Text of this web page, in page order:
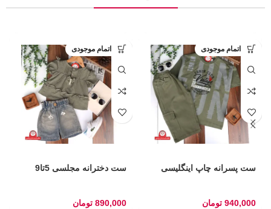
اتمام موجودی
ست پسرانه چاپ اینگلیسی
940,000 تومان
اتمام موجودی
ست دخترانه مجلسی 5تا9
890,000 تومان